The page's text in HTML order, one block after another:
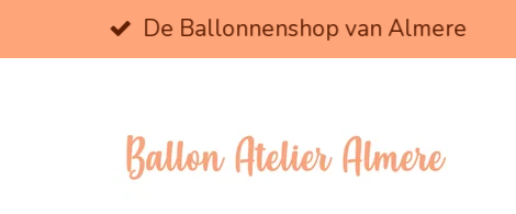
De Ballonnenshop van Almere